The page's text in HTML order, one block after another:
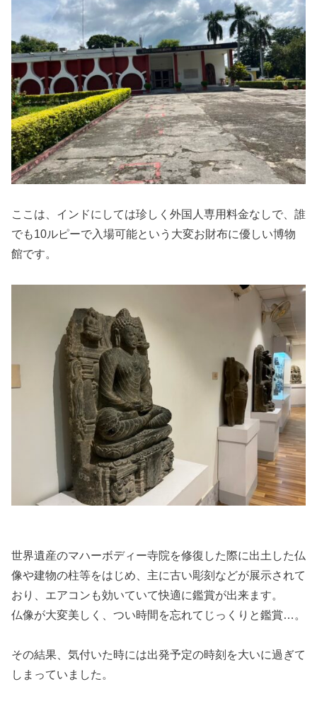
ここは、インドにしては珍しく外国人専用料金なしで、誰
でも10ルピーで入場可能という大変お財布に優しい博物
館です。
世界遺産のマハーボディー寺院を修復した際に出土した仏
像や建物の柱等をはじめ、主に古い彫刻などが展示されて
おり、エアコンも効いていて快適に鑑賞が出来ます。
仏像が大変美しく、つい時間を忘れてじっくりと鑑賞…。
その結果、気付いた時には出発予定の時刻を大いに過ぎて
しまっていました。